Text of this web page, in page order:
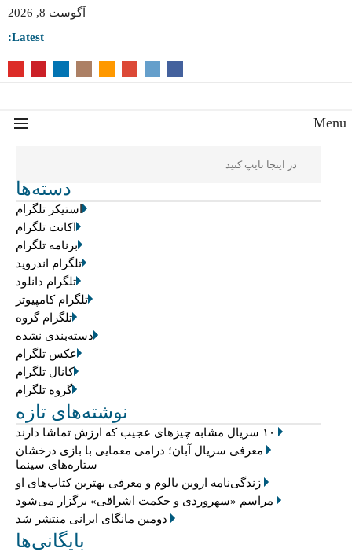
آگوست 8, 2026
Latest:
دسته‌ها
استیکر تلگرام
اکانت تلگرام
برنامه تلگرام
تلگرام اندروید
تلگرام دانلود
تلگرام کامپیوتر
تلگرام گروه
دسته‌بندی نشده
عکس تلگرام
کانال تلگرام
گروه تلگرام
نوشته‌های تازه
۱۰ سریال مشابه چیزهای عجیب که ارزش تماشا دارند
معرفی سریال آبان؛ درامی معمایی با بازی درخشان
ستاره‌های سینما
زندگی‌نامه اروین یالوم و معرفی بهترین کتاب‌های او
مراسم «سهروردی و حکمت اشراقی» برگزار می‌شود
دومین مانگای ایرانی منتشر شد
بایگانی‌ها